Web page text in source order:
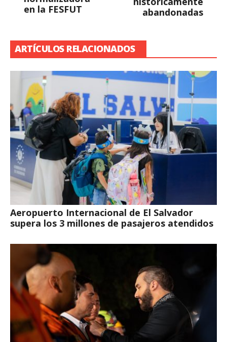
en la FESFUT
abandonadas
ARTÍCULOS RELACIONADOS
Aeropuerto Internacional de El Salvador
supera los 3 millones de pasajeros atendidos